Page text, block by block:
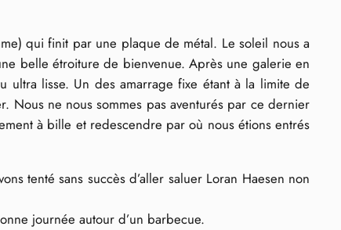
qui finit par une plaque de métal. Le soleil nous a
belle étroiture de bienvenue. Après une galerie en
ultra lisse. Un des amarrage fixe étant à la limite de
Nous ne nous sommes pas aventurés par ce dernier
à bille et redescendre par où nous étions entrés
tenté sans succès d’aller saluer Loran Haesen non
journée autour d’un barbecue.